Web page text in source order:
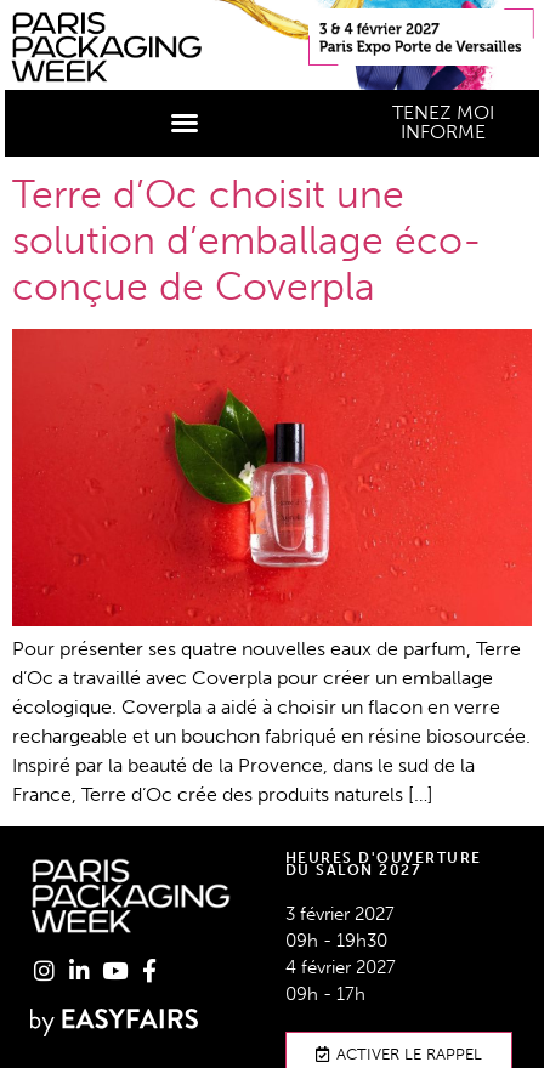
TENEZ MOI
INFORME
Terre d’Oc choisit une
solution d’emballage éco-
conçue de Coverpla
Pour présenter ses quatre nouvelles eaux de parfum, Terre
d’Oc a travaillé avec Coverpla pour créer un emballage
écologique. Coverpla a aidé à choisir un flacon en verre
rechargeable et un bouchon fabriqué en résine biosourcée.
Inspiré par la beauté de la Provence, dans le sud de la
France, Terre d’Oc crée des produits naturels […]
HEURES D'OUVERTURE
DU SALON 2027
3 février 2027
09h - 19h30
4 février 2027
09h - 17h
ACTIVER LE RAPPEL